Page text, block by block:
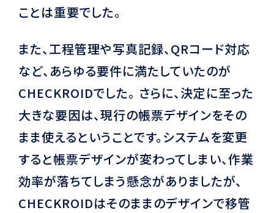
ことは重要でした。
また、工程管理や写真記録、QRコード対応
など、あらゆる要件に満たしていたのが
CHECKROIDでした。 さらに、決定に至った
大きな要因は、現行の帳票デザインをその
まま使えるということです。システムを変更
すると帳票デザインが変わってしまい、作業
効率が落ちてしまう懸念がありましたが、
CHECKROIDはそのままのデザインで移管